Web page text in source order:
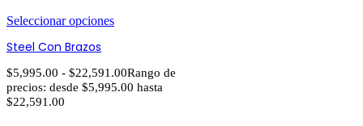
Seleccionar opciones
Steel Con Brazos
$5,995.00 - $22,591.00Rango de
precios: desde $5,995.00 hasta
$22,591.00